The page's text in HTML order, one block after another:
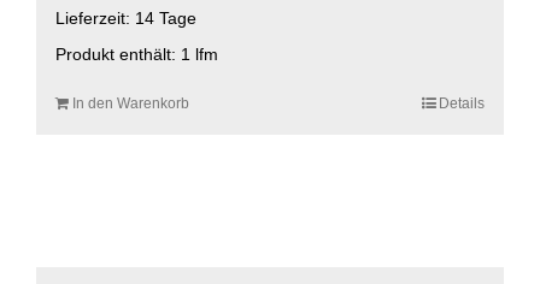
Lieferzeit: 14 Tage
Produkt enthält: 1 lfm
In den Warenkorb Details